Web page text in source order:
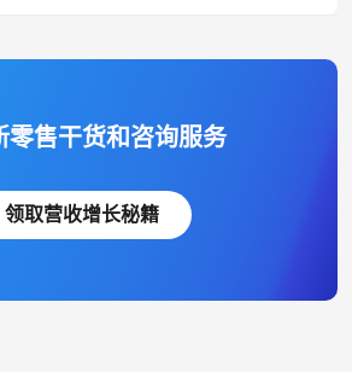
零售干货和咨询服务
领取营收增长秘籍